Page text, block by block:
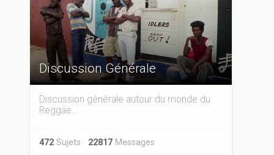
Discussion Générale
Discussion générale autour du monde du
Reggae...
472Sujets 22817Messages